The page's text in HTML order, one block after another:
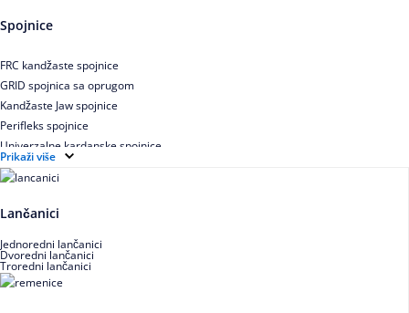
Uskoprofilno klinasto remenje spojeno
Uskoprofilno klinasto remenje XP extra power
Višekanalno remenje PJ,PK
Spojnice
FRC kandžaste spojnice
GRID spojnica sa oprugom
Kandžaste Jaw spojnice
Perifleks spojnice
Univerzalne kardanske spojnice
Zupčaste spojnice
Prikaži više
Lančanici
Jednoredni lančanici
Dvoredni lančanici
Troredni lančanici